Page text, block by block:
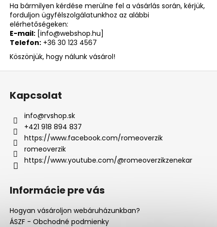
Ha bármilyen kérdése merülne fel a vásárlás során, kérjük,
forduljon ügyfélszolgálatunkhoz az alábbi
elérhetőségeken:
E-mail: [info@webshop.hu]
Telefon: +36 30 123 4567
Köszönjük, hogy nálunk vásárol!
L
Kapcsolat
info@rvshop.sk
+421 918 894 837
https://www.facebook.com/romeoverzik
romeoverzik
https://www.youtube.com/@romeoverzikzenekar
Informácie pre vás
Hogyan vásároljon webáruházunkban?
ÁSZF - Obchodné podmienky